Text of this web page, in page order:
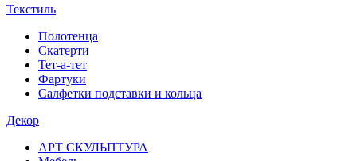
Текстиль
Полотенца
Скатерти
Тет-а-тет
Фартуки
Салфетки подставки и кольца
Декор
АРТ СКУЛЬПТУРА